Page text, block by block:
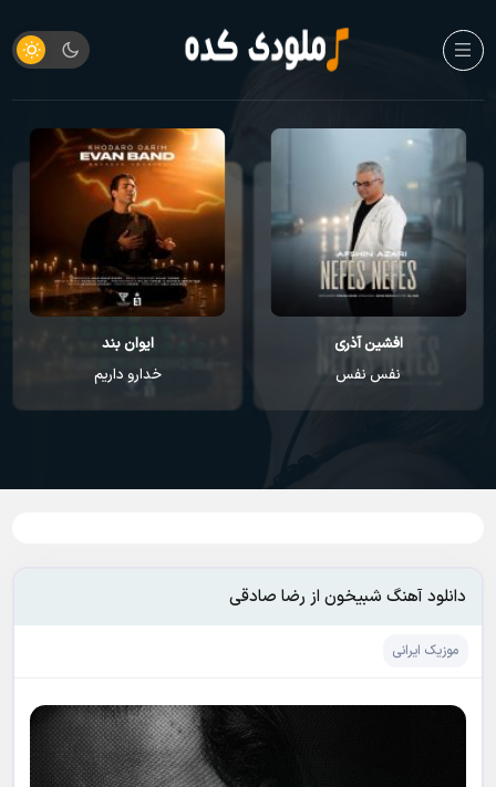
افشین آذری
نفس نفس
ایوان بند
خدارو داریم
دانلود آهنگ شبیخون از رضا صادقی
موزیک ایرانی